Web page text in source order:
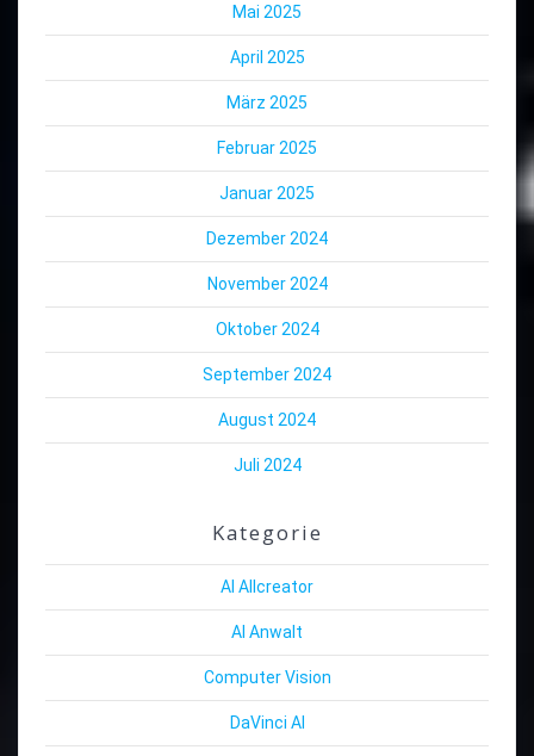
Mai 2025
April 2025
März 2025
Februar 2025
Januar 2025
Dezember 2024
November 2024
Oktober 2024
September 2024
August 2024
Juli 2024
Kategorie
AI Allcreator
AI Anwalt
Computer Vision
DaVinci AI